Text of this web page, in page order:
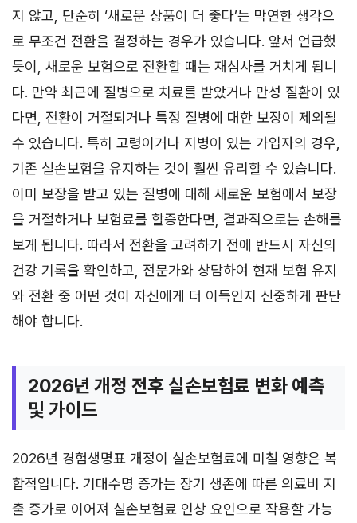
지 않고, 단순히 ‘새로운 상품이 더 좋다’는 막연한 생각으
로 무조건 전환을 결정하는 경우가 있습니다. 앞서 언급했
듯이, 새로운 보험으로 전환할 때는 재심사를 거치게 됩니
다. 만약 최근에 질병으로 치료를 받았거나 만성 질환이 있
다면, 전환이 거절되거나 특정 질병에 대한 보장이 제외될
수 있습니다. 특히 고령이거나 지병이 있는 가입자의 경우,
기존 실손보험을 유지하는 것이 훨씬 유리할 수 있습니다.
이미 보장을 받고 있는 질병에 대해 새로운 보험에서 보장
을 거절하거나 보험료를 할증한다면, 결과적으로는 손해를
보게 됩니다. 따라서 전환을 고려하기 전에 반드시 자신의
건강 기록을 확인하고, 전문가와 상담하여 현재 보험 유지
와 전환 중 어떤 것이 자신에게 더 이득인지 신중하게 판단
해야 합니다.
2026년 개정 전후 실손보험료 변화 예측
및 가이드
2026년 경험생명표 개정이 실손보험료에 미칠 영향은 복
합적입니다. 기대수명 증가는 장기 생존에 따른 의료비 지
출 증가로 이어져 실손보험료 인상 요인으로 작용할 가능